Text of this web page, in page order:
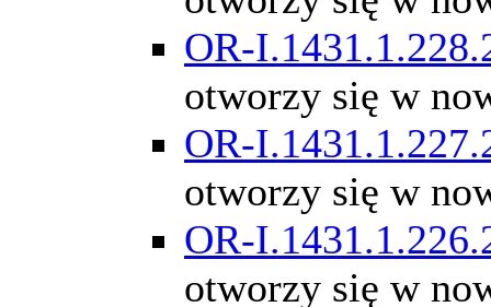
OR-
otworzy się w
OR-
otworzy się w
OR-
otworzy się w